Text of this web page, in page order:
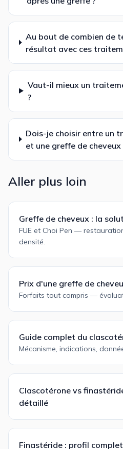
Au bout de combien de
résultat avec ces
Vaut-il mieux un
?
Dois-je choisir entre un
et une greffe de cheveux
Aller plus loin
Greffe de cheveux : la
FUE et Choi Pen —
densité.
Prix d'une greffe de
Forfaits tout compris —
Guide complet du
Mécanisme, indications,
Clascotérone vs
détaillé
Finastéride : profil complet